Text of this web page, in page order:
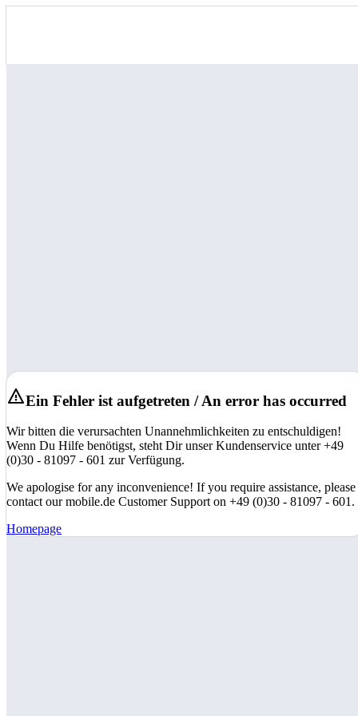
Ein Fehler ist aufgetreten / An error has occurred
Wir bitten die verursachten Unannehmlichkeiten zu entschuldigen!
Wenn Du Hilfe benötigst, steht Dir unser Kundenservice unter +49
(0)30 - 81097 - 601 zur Verfügung.
We apologise for any inconvenience! If you require assistance, please
contact our mobile.de Customer Support on +49 (0)30 - 81097 - 601.
Homepage